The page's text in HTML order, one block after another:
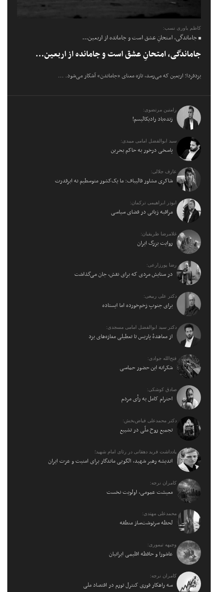
کاظم یاوری نسب:
جاماندگی، امتحانِ عشق است و جامانده از اربعین...
جاماندگی، امتحانِ عشق است و جامانده از اربعین...
یزدفردا؛ اربعین که می‌رسد، تازه معنای «جاماندن» آشکار می‌شود. ...
رامتین مرتضوی:
زنده‌باد رادیکالیسم!
سید ابوالفضل امامی میبدی:
پاسخی درخور به حاکم بحرین
عارف جلالی:
شاکری مشاور قالیباف: ما یک‌کشور متوسطیم نه ابرقدرت
ابوذر ابراهیمی ترکمان:
مراقبه زبانی در فضای سیاسی
غلامرضا ظریفیان:
روایت بزرگ ایران
رضا پورزارعی:
در ستایش مردی که برای نقش، جان می‌گذاشت
دکتر علی ربیعی:
برای جنوبِ زخم‌خورده اما ایستاده
دکتر سید ابوالفضل امامی مسجدی:
از معاهدهٔ پاریس تا تعطیلی مغازه‌های یزد
فتح‌الله جوادی:
شکرانه این حضور حماسی
صادق کوشکی:
احترام کامل به رأی مردم
دکتر محمدعلی فیاض‌بخش:
تجمیع روح ملّی در تشییع
یادداشت فرید دهقانی در رثای امام شهید؛
اندیشه رهبر شهید، الگویی ماندگار برای امنیت و عزت ایران
کامران نرجه:
معیشت عمومی، اولویت نخست
محمدعلی مهتدی:
لحظه سرنوشت‌ساز منطقه
وجیهه تیموری:
عاشورا و حافظه اقلیمی ایرانیان
کامران نرجه:
سه راهکار فوری کنترل تورم در اقتصاد ملی